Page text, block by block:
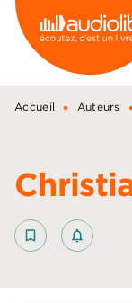
MENU
PIED DE PAGE
Accueil • Auteurs
bookmark_border